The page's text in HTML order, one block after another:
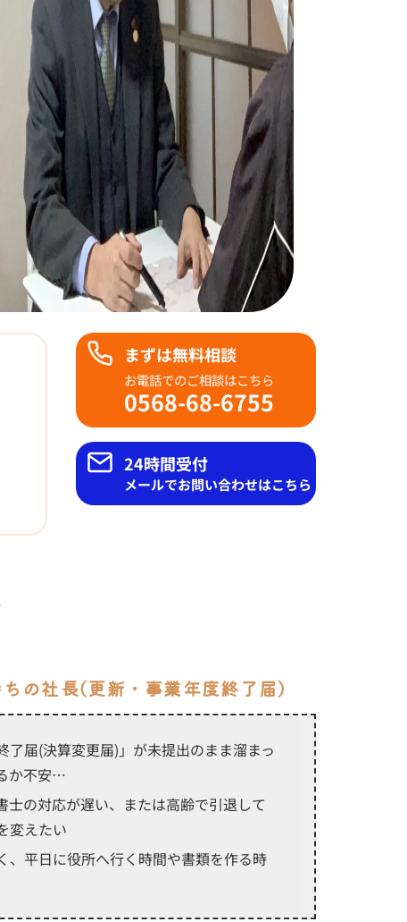
まずは無料相談
お電話でのご相談はこちら
0568-68-6755
24時間受付
メールでお問い合わせはこちら
の社長(更新・事業年度終了届)
了届(決算変更届)」が未提出のまま溜まっ
か不安…
士の対応が遅い、または高齢で引退して
変えたい
、平日に役所へ行く時間や書類を作る時